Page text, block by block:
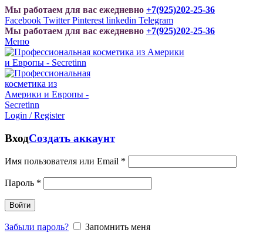
Мы работаем для вас ежедневно +7(925)202-25-36
Facebook Twitter Pinterest linkedin Telegram
Мы работаем для вас ежедневно +7(925)202-25-36
Меню
Login / Register
ВходСоздать аккаунт
Имя пользователя или Email *
Пароль *
Войти
Забыли пароль?
Запомнить меня